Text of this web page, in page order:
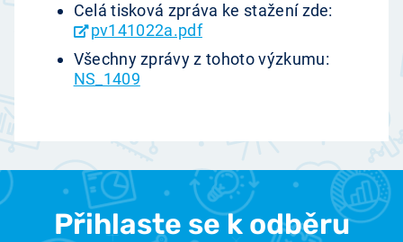
Celá tisková zpráva ke stažení zde:
pv141022a.pdf
Všechny zprávy z tohoto výzkumu:
NS_1409
Přihlaste se k odběru